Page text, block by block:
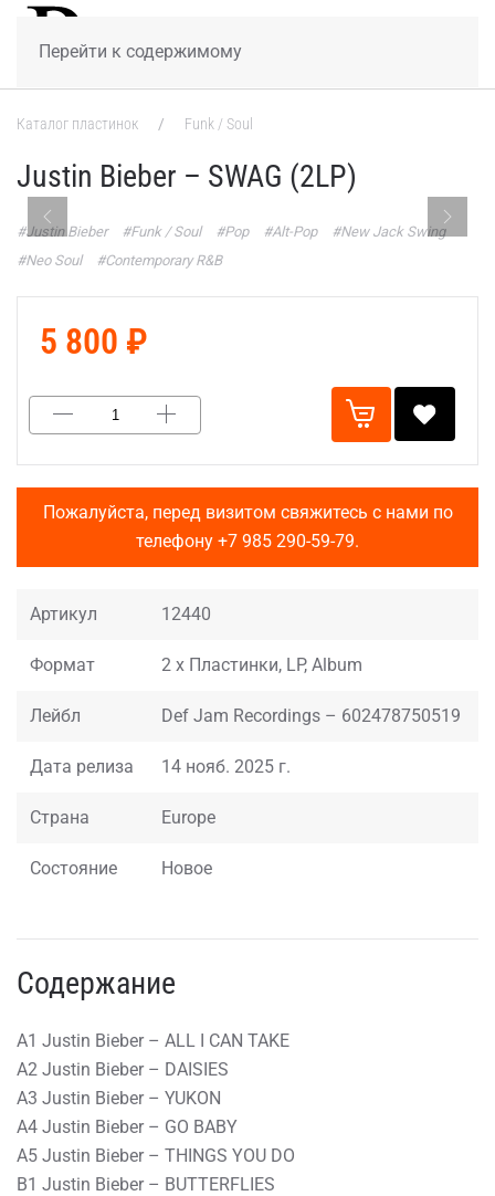
Перейти к содержимому
Каталог пластинок Funk / Soul
Justin Bieber – SWAG (2LP)
#Justin Bieber #Funk / Soul #Pop #Alt-Pop
#New Jack Swing
#Neo Soul
#Contemporary R&B
5 800 ₽
Пожалуйста, перед визитом свяжитесь с нами по
телефону +7 985 290-59-79.
Артикул 12440
Формат 2 x Пластинки, LP, Album
Лейбл Def Jam Recordings – 602478750519
Дата релиза 14 нояб. 2025 г.
Страна Europe
Состояние Новое
Содержание
A1 Justin Bieber – ALL I CAN TAKE
A2 Justin Bieber – DAISIES
A3 Justin Bieber – YUKON
A4 Justin Bieber – GO BABY
A5 Justin Bieber – THINGS YOU DO
B1 Justin Bieber – BUTTERFLIES